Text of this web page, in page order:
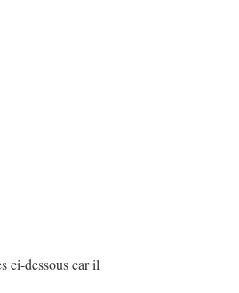
ci-dessous car il